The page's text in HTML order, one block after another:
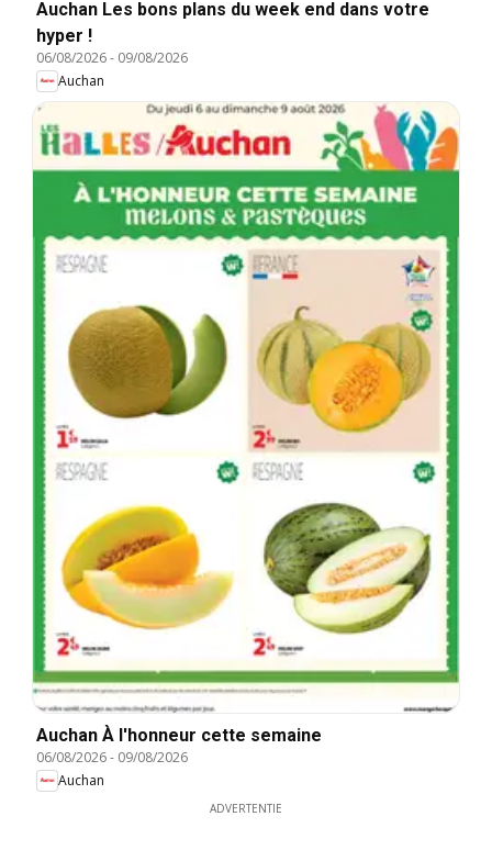
Auchan Les bons plans du week end dans votre
hyper !
06/08/2026- 09/08/2026
Auchan
Auchan À l'honneur cette semaine
06/08/2026- 09/08/2026
Auchan
ADVERTENTIE